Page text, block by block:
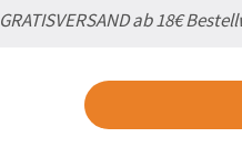
GRATISVERSAND ab18€